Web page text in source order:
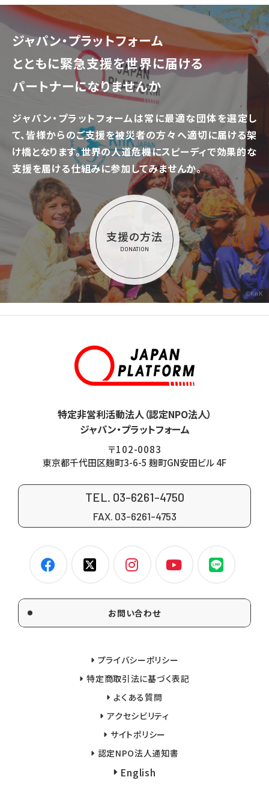
ジャパン・プラットフォーム
とともに緊急支援を世界に届ける
パートナーになりませんか
ジャパン・プラットフォームは常に最適な団体を選定し
て、皆様からのご支援を被災者の方々へ適切に届ける架
け橋となります。世界の人道危機にスピーディで効果的な
支援を届ける仕組みに参加してみませんか。
支援の方法
DONATION
©KnK
特定非営利活動法人（認定NPO法人）
ジャパン・プラットフォーム
〒102-0083
東京都千代田区麹町3-6-5 麹町GN安田ビル 4F
TEL. 03-6261-4750
FAX. 03-6261-4753
お問い合わせ
プライバシーポリシー
特定商取引法に基づく表記
よくある質問
アクセシビリティ
サイトポリシー
認定NPO法人通知書
English